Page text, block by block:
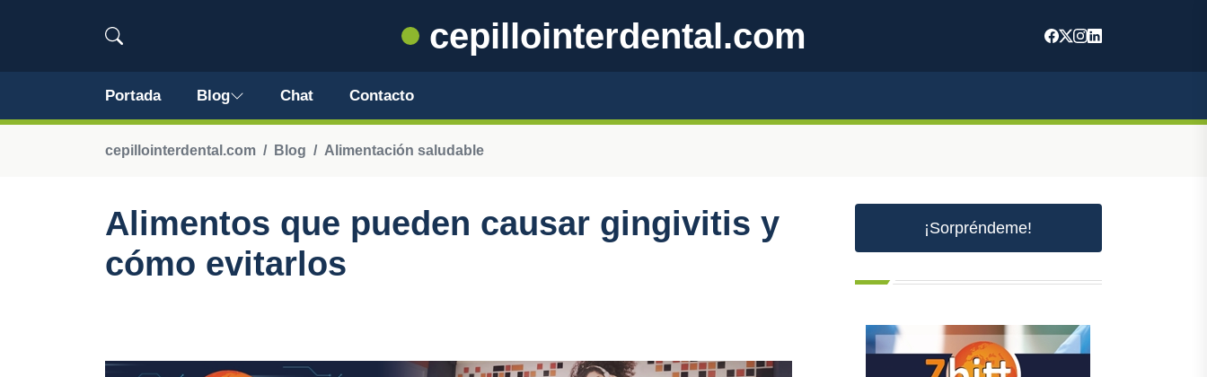
cepillointerdental.com
Portada Blog Chat Contacto
cepillointerdental.com Blog Alimentación saludable
Alimentos que pueden causar gingivitis y
cómo evitarlos
¡Sorpréndeme!